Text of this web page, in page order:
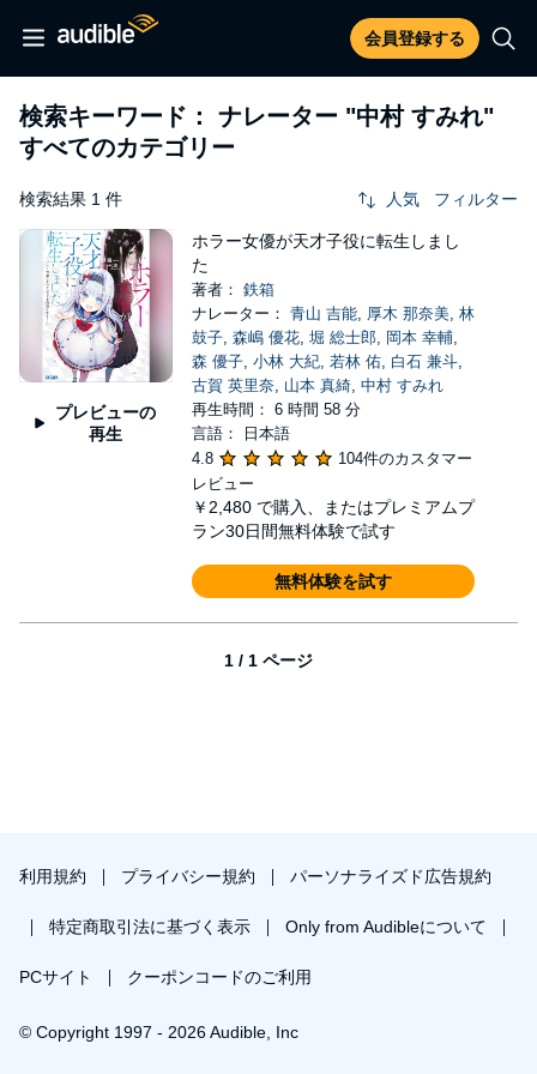
会員登録する
検索キーワード： ナレーター "中村 すみれ"
すべてのカテゴリー
検索結果 1 件 人気 フィルター
プレビューの
再生
ホラー女優が天才子役に転生しまし
た
著者： 鉄箱
ナレーター： 青山 吉能, 厚木 那奈美, 林
鼓子, 森嶋 優花, 堀 総士郎, 岡本 幸輔,
森 優子, 小林 大紀, 若林 佑, 白石 兼斗,
古賀 英里奈, 山本 真綺, 中村 すみれ
再生時間： 6 時間 58 分
言語： 日本語
4.8
104件のカスタマー
レビュー
￥2,480 で購入、またはプレミアムプ
ラン30日間無料体験で試す
無料体験を試す
1 / 1 ページ
利用規約 プライバシー規約 パーソナライズド広告規約
特定商取引法に基づく表示 Only from Audibleについて
PCサイト クーポンコードのご利用
© Copyright 1997 - 2026 Audible, Inc